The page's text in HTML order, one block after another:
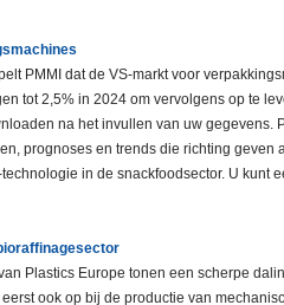
PMMI dat de VS-markt voor
tot 2,5% in 2024 om vervolgens op te
na het invullen van uw gegevens.
prognoses en trends die richting geven
in de snackfoodsector. U kunt
Plastics Europe tonen een scherpe
ook op bij de productie van